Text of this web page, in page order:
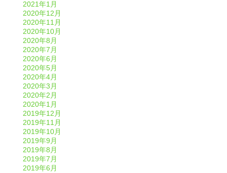
2021年1月
2020年12月
2020年11月
2020年10月
2020年8月
2020年7月
2020年6月
2020年5月
2020年4月
2020年3月
2020年2月
2020年1月
2019年12月
2019年11月
2019年10月
2019年9月
2019年8月
2019年7月
2019年6月